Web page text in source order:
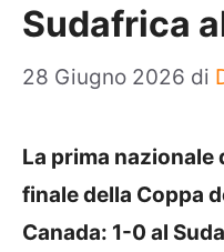
Sudafrica
28 Giugno 2026 di
La prima
finale della Coppa
Canada: 1-0 al